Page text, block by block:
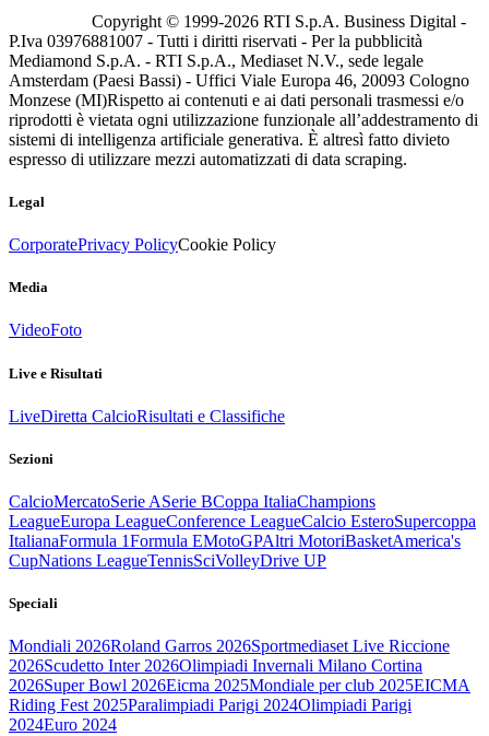
Copyright © 1999-2026 RTI S.p.A. Business Digital -
P.Iva 03976881007 - Tutti i diritti riservati - Per la pubblicità
Mediamond S.p.A. - RTI S.p.A., Mediaset N.V., sede legale
Amsterdam (Paesi Bassi) - Uffici Viale Europa 46, 20093 Cologno
Monzese (MI)Rispetto ai contenuti e ai dati personali trasmessi e/o
riprodotti è vietata ogni utilizzazione funzionale all’addestramento di
sistemi di intelligenza artificiale generativa. È altresì fatto divieto
espresso di utilizzare mezzi automatizzati di data scraping.
Legal
CorporatePrivacy PolicyCookie Policy
Media
VideoFoto
Live e Risultati
LiveDiretta CalcioRisultati e Classifiche
Sezioni
CalcioMercatoSerie ASerie BCoppa ItaliaChampions
LeagueEuropa LeagueConference LeagueCalcio EsteroSupercoppa
ItalianaFormula 1Formula EMotoGPAltri MotoriBasketAmerica's
CupNations LeagueTennisSciVolleyDrive UP
Speciali
Mondiali 2026Roland Garros 2026Sportmediaset Live Riccione
2026Scudetto Inter 2026Olimpiadi Invernali Milano Cortina
2026Super Bowl 2026Eicma 2025Mondiale per club 2025EICMA
Riding Fest 2025Paralimpiadi Parigi 2024Olimpiadi Parigi
2024Euro 2024